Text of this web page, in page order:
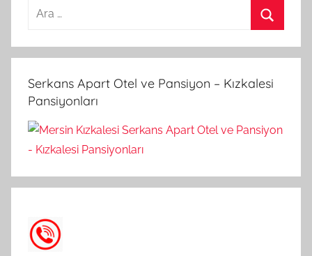
a
a
:
r
a
Serkans Apart Otel ve Pansiyon – Kızkalesi
Pansiyonları